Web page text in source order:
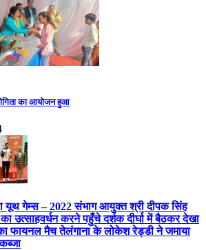
का आयोजन हुआ
यूथ गेम्स – 2022 संभाग आयुक्त श्री दीपक सिंह
उत्साहवर्धन करने पहुँचे दर्शक दीर्घा में बैठकर देखा
फायनल मैच तेलंगाना के लोकेश रेड्डी ने जमाया